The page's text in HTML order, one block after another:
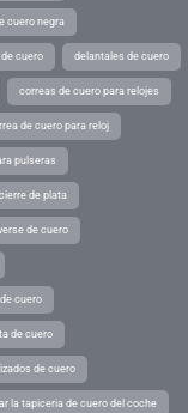
cuero negra
cuero delantales de cuero
correas de cuero para relojes
de cuero para reloj
pulseras
de plata
de cuero
cuero
de cuero
de cuero
la tapiceria de cuero del coche